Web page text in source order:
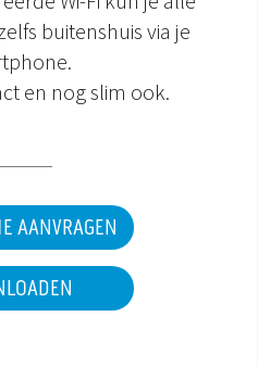
buitenshuis via je
en nog slim ook.
AANVRAGEN